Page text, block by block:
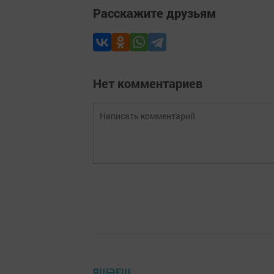
Расскажите друзьям
Нет комментариев